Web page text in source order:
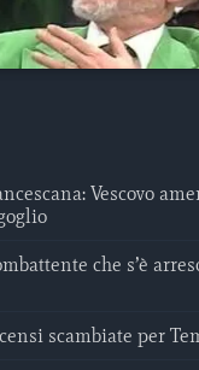
Vescovo
che s’è
scambiate per